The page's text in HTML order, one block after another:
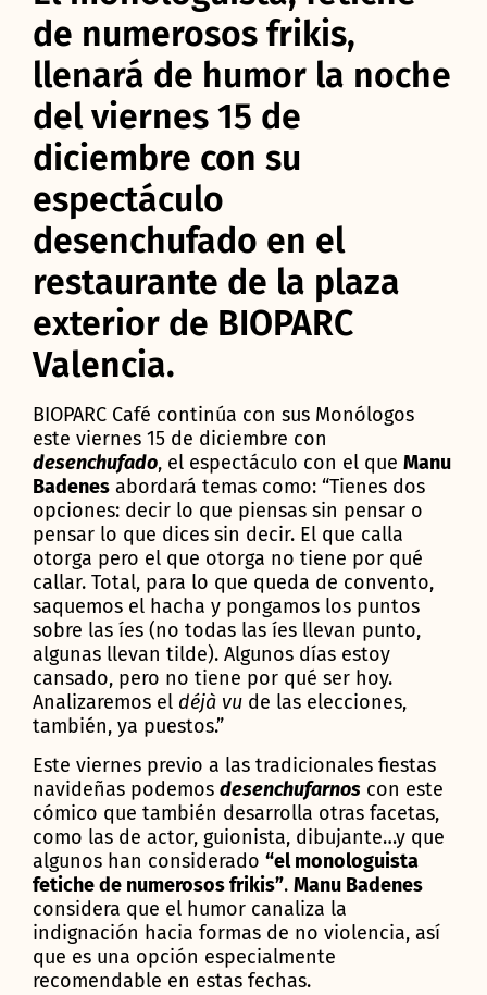
de numerosos frikis,
llenará de humor la noche
del viernes 15 de
diciembre con su
espectáculo
desenchufado en el
restaurante de la plaza
exterior de BIOPARC
Valencia.
BIOPARC Café continúa con sus Monólogos
este viernes 15 de diciembre con
desenchufado, el espectáculo con el que Manu
Badenes abordará temas como: “Tienes dos
opciones: decir lo que piensas sin pensar o
pensar lo que dices sin decir. El que calla
otorga pero el que otorga no tiene por qué
callar. Total, para lo que queda de convento,
saquemos el hacha y pongamos los puntos
sobre las íes (no todas las íes llevan punto,
algunas llevan tilde). Algunos días estoy
cansado, pero no tiene por qué ser hoy.
Analizaremos el déjà vu de las elecciones,
también, ya puestos.”
Este viernes previo a las tradicionales fiestas
navideñas podemos desenchufarnos con este
cómico que también desarrolla otras facetas,
como las de actor, guionista, dibujante…y que
algunos han considerado “el monologuista
fetiche de numerosos frikis”. Manu Badenes
considera que el humor canaliza la
indignación hacia formas de no violencia, así
que es una opción especialmente
recomendable en estas fechas.